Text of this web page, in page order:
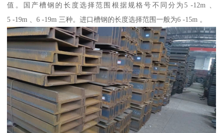
值。国产槽钢的长度选择范围根据规格号不同分为5 -12m 、
5 -19m 、6 -19m 三种。进口槽钢的长度选择范围一般为6 -15m 。